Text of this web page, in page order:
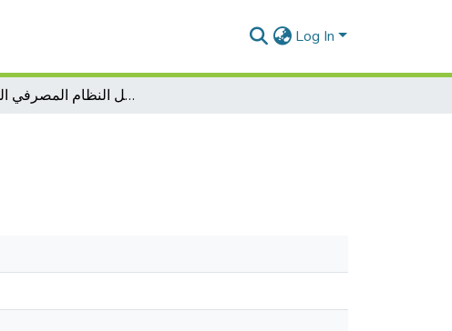
Log In
الرقابة البنكية داخل النظام المصرفي الجزائري